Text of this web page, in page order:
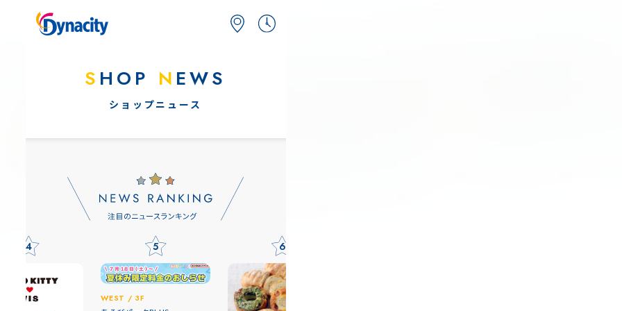
S HOP N EWS
ショップニュース
4 5
WEST / 3F
6